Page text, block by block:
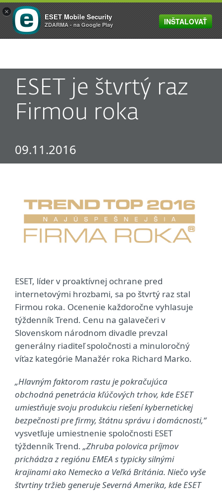
MENU
ESET je štvrtý raz
Firmou roka
09.11.2016
ESET, líder v proaktívnej ochrane pred
internetovými hrozbami, sa po štvrtý raz stal
Firmou roka. Ocenenie každoročne vyhlasuje
týždenník Trend. Cenu na galavečeri v
Slovenskom národnom divadle prevzal
generálny riaditeľ spoločnosti a minuloročný
víťaz kategórie Manažér roka Richard Marko.
„Hlavným faktorom rastu je pokračujúca
obchodná penetrácia kľúčových trhov, kde ESET
umiestňuje svoju produkciu riešení kybernetickej
bezpečnosti pre firmy, štátnu správu i domácnosti,“
vysvetľuje umiestnenie spoločnosti ESET
týždenník Trend. „Zhruba polovica príjmov
prichádza z regiónu EMEA s typicky silnými
krajinami ako Nemecko a Veľká Británia. Niečo vyše
štvrtiny tržieb generuje Severná Amerika, kde ESET
×
ESET Mobile Security
ZDARMA - na Google Play INŠTALOVAŤ